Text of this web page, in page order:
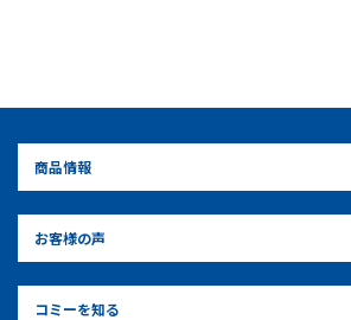
商品情報
お客様の声
コミーを知る